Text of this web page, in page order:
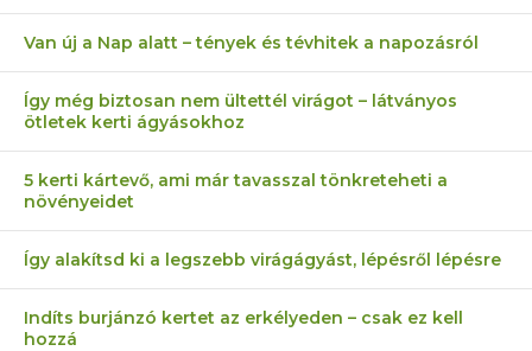
Van új a Nap alatt – tények és tévhitek a napozásról
Így még biztosan nem ültettél virágot – látványos
ötletek kerti ágyásokhoz
5 kerti kártevő, ami már tavasszal tönkreteheti a
növényeidet
Így alakítsd ki a legszebb virágágyást, lépésről lépésre
Indíts burjánzó kertet az erkélyeden – csak ez kell
hozzá